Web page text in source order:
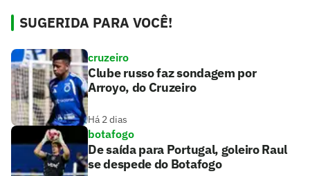
SUGERIDA PARA VOCÊ!
cruzeiro
Clube russo faz sondagem por
Arroyo, do Cruzeiro
Há 2 dias
botafogo
De saída para Portugal, goleiro Raul
se despede do Botafogo